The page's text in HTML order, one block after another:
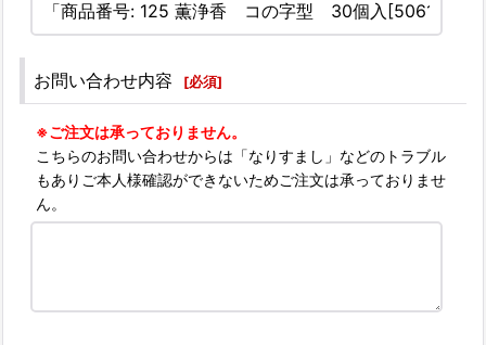
お問い合わせ内容 [必須]
※ご注文は承っておりません。
こちらのお問い合わせからは「なりすまし」などのトラブル
もありご本人様確認ができないためご注文は承っておりませ
ん。